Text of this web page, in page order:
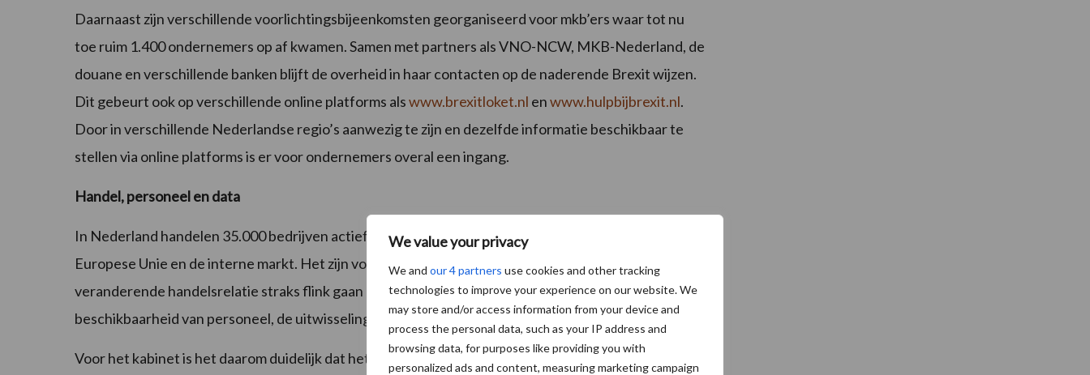
We value your privacy
We and our 4 partners use cookies and other tracking
technologies to improve your experience on our website. We
may store and/or access information from your device and
process the personal data, such as your IP address and
browsing data, for purposes like providing you with
personalized ads and content, measuring marketing campaign
Daarnaast zijn verschillende voorlichtingsbijeenkomsten georganiseerd voor mkb’ers waar tot nu
toe ruim 1.400 ondernemers op af kwamen. Samen met partners als VNO-NCW, MKB-Nederland, de
douane en verschillende banken blijft de overheid in haar contacten op de naderende Brexit wijzen.
Dit gebeurt ook op verschillende online platforms alswww.brexitloket.nl enwww.hulpbijbrexit.nl.
Door in verschillende Nederlandse regio’s aanwezig te zijn en dezelfde informatie beschikbaar te
stellen via online platforms is er voor ondernemers overal een ingang.
Handel, personeel en data
In Nederland handelen 35.000 bedrijven actief met het VK zonder dat ze ervaring hebben buiten de
Europese Unie en de interne markt. Het zijn vooral mkb-bedrijven die de gevolgen van de
veranderende handelsrelatie straks flink gaan merken. De Brexit kan een direct effect hebben op de
beschikbaarheid van personeel, de uitwisseling van data of het aanleveren van product-onderdelen.
Voor het kabinet is het daarom duidelijk dat het ook de komende periode belangrijk blijft om het